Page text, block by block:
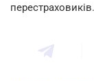
перестраховиків.